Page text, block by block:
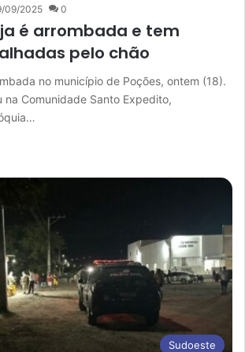
09/2025 0
é arrombada e tem
pelo chão
no município de Poções, ontem (18).
na Comunidade Santo Expedito,
Sudoeste